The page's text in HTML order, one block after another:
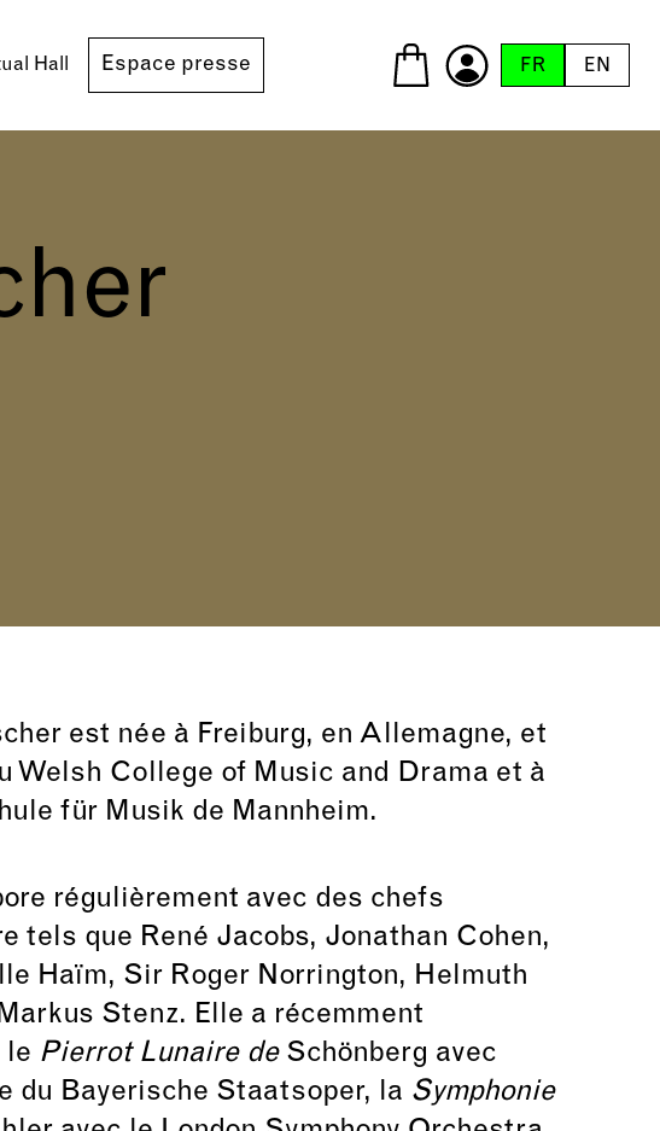
Hall Espace presse FR EN
est née à Freiburg, en Allemagne, et
Welsh College of Music and Drama et à
für Musik de Mannheim.
régulièrement avec des chefs
tels que René Jacobs, Jonathan Cohen,
Haïm, Sir Roger Norrington, Helmuth
Stenz. Elle a récemment
le Pierrot Lunaire deSchönberg avec
du Bayerische Staatsoper, la Symphonie